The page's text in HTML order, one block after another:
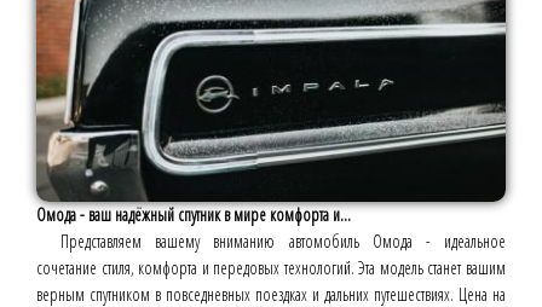
Омода - ваш надёжный спутник в мире комфорта и...
Представляем вашему вниманию автомобиль Омода - идеальное
сочетание стиля, комфорта и передовых технологий. Эта модель станет вашим
верным спутником в повседневных поездках и дальних путешествиях. Цена на